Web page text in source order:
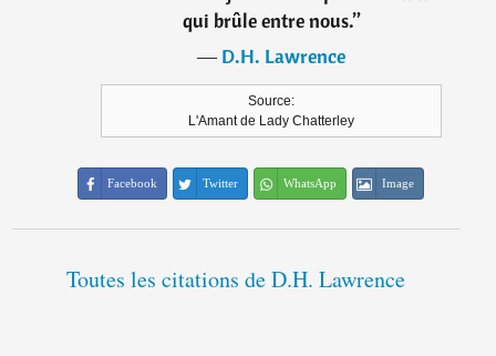
qui brûle entre nous.”
―D.H. Lawrence
Source:
L'Amant de Lady Chatterley
Facebook Twitter WhatsApp Image
Toutes les citations de D.H. Lawrence